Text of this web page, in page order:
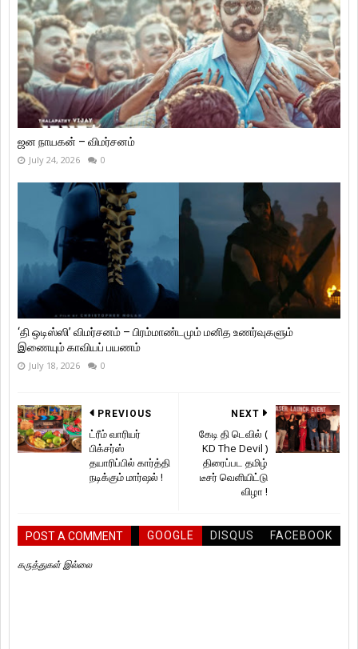
ஜன நாயகன் – விமர்சனம்
July 24, 2026 0
‘தி ஒடிஸ்ஸி’ விமர்சனம் – பிரம்மாண்டமும் மனித உணர்வுகளும்
இணையும் காவியப் பயணம்
July 18, 2026 0
NEXT
கேடி தி டெவில் (
KD The Devil )
திரைப்பட தமிழ்
டீசர் வெளியிட்டு
விழா !
PREVIOUS
ட்ரீம் வாரியர்
பிக்சர்ஸ்
தயாரிப்பில் கார்த்தி
நடிக்கும் மார்ஷல்‌ !
POST A COMMENT GOOGLE DISQUS FACEBOOK
கருத்துகள் இல்லை